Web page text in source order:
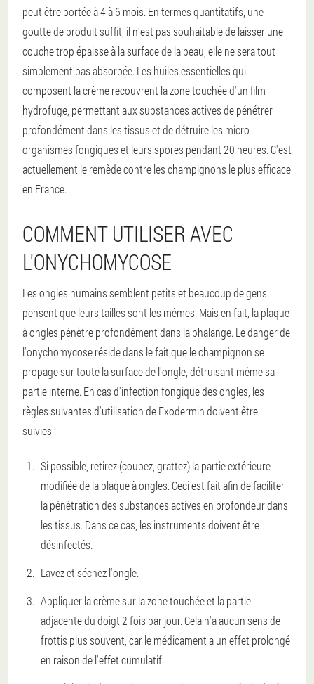
peut être portée à 4 à 6 mois. En termes quantitatifs, une
goutte de produit suffit, il n'est pas souhaitable de laisser une
couche trop épaisse à la surface de la peau, elle ne sera tout
simplement pas absorbée. Les huiles essentielles qui
composent la crème recouvrent la zone touchée d'un film
hydrofuge, permettant aux substances actives de pénétrer
profondément dans les tissus et de détruire les micro-
organismes fongiques et leurs spores pendant 20 heures. C'est
actuellement le remède contre les champignons le plus efficace
en France.
COMMENT UTILISER AVEC
L'ONYCHOMYCOSE
Les ongles humains semblent petits et beaucoup de gens
pensent que leurs tailles sont les mêmes. Mais en fait, la plaque
à ongles pénètre profondément dans la phalange. Le danger de
l'onychomycose réside dans le fait que le champignon se
propage sur toute la surface de l'ongle, détruisant même sa
partie interne. En cas d'infection fongique des ongles, les
règles suivantes d'utilisation de Exodermin doivent être
suivies :
Si possible, retirez (coupez, grattez) la partie extérieure
modifiée de la plaque à ongles. Ceci est fait afin de faciliter
la pénétration des substances actives en profondeur dans
les tissus. Dans ce cas, les instruments doivent être
désinfectés.
Lavez et séchez l'ongle.
Appliquer la crème sur la zone touchée et la partie
adjacente du doigt 2 fois par jour. Cela n'a aucun sens de
frottis plus souvent, car le médicament a un effet prolongé
en raison de l'effet cumulatif.